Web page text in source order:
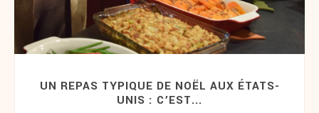
UN REPAS TYPIQUE DE NOËL AUX ÉTATS-
UNIS : C’EST...